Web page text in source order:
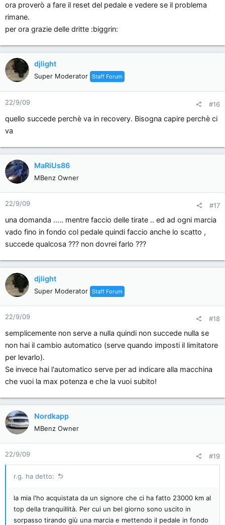
ora proverò a fare il reset del pedale e vedere se il problema
rimane.
per ora grazie delle dritte :biggrin:
djlight
Super Moderator Staff Forum
22/9/09 #16
quello succede perchè va in recovery. Bisogna capire perchè ci
va
MaRiUs86
MBenz Owner
22/9/09 #17
una domanda ..... mentre faccio delle tirate .. ed ad ogni marcia
vado fino in fondo col pedale quindi faccio anche lo scatto ,
succede qualcosa ??? non dovrei farlo ???
djlight
Super Moderator Staff Forum
22/9/09 #18
semplicemente non serve a nulla quindi non succede nulla se
non hai il cambio automatico (serve quando imposti il limitatore
per levarlo).
Se invece hai l'automatico serve per ad indicare alla macchina
che vuoi la max potenza e che la vuoi subito!
Nordkapp
MBenz Owner
22/9/09 #19
r.g. ha detto:
la mia l'ho acquistata da un signore che ci ha fatto 23000 km al
top della tranquillità. Per cui un bel giorno sono uscito in
sorpasso tirando giù una marcia e mettendo il pedale in fondo